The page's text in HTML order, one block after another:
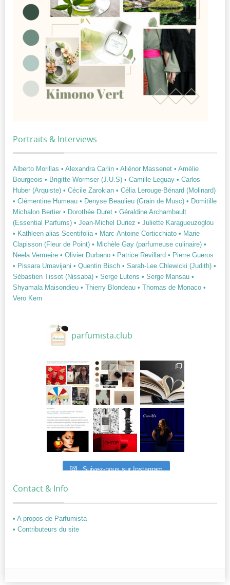
Portraits & Interviews
Alberto Morillas • Alexandra Carlin • Aliénor Massenet • Amélie
Bourgeois • Brigitte Wormser (J.U.S) • Camille Leguay • Carlos
Huber (Arquiste) • Cécile Zarokian • Célia Lerouge-Bénard (Molinard)
• Clémentine Humeau • Denyse Beaulieu (Grain de Musc) • Domitille
Michalon Bertier • Dorothée Duret • Géraldine Archambault
(Essential Parfums) • Jean-Michel Duriez • Juliette Karagueuzoglou
• Kathleen alias Scentifolia • Marc-Antoine Corticchiato • Marie
Clapisson (Fleur de Point) • Michèle Gay (parfumeuse culinaire) •
Neela Vermeire • Olivier Durbano • Patrice Revillard • Pierre Gueros
• Pissara Umavijani • Quentin Bisch • Sarah-Lee Chlewicki (Judith) •
Sébastien Tissot (Nissaba) • Serge Lutens • Serge Mansau •
Shyamala Maisondieu • Thierry Blondeau • Thomas de Monaco •
Vero Kern
parfumista.club
Suivez-nous sur Instagram
Contact & Info
• A propos de Parfumista
• Contributeurs du site